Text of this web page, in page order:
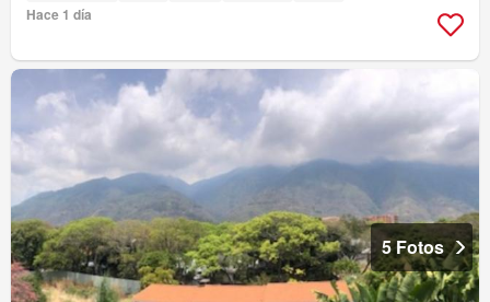
Hace 1 día
5 Fotos